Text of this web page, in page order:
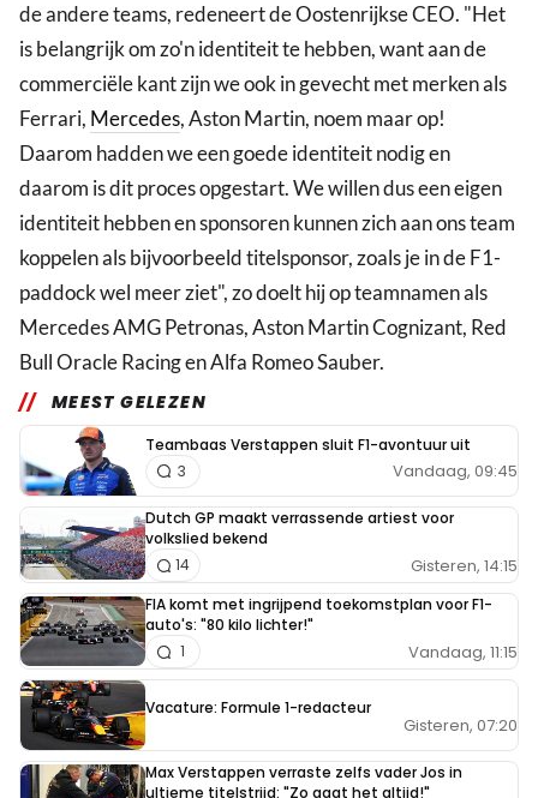
de andere teams, redeneert de Oostenrijkse CEO. "Het
is belangrijk om zo'n identiteit te hebben, want aan de
commerciële kant zijn we ook in gevecht met merken als
Ferrari, Mercedes, Aston Martin, noem maar op!
Daarom hadden we een goede identiteit nodig en
daarom is dit proces opgestart. We willen dus een eigen
identiteit hebben en sponsoren kunnen zich aan ons team
koppelen als bijvoorbeeld titelsponsor, zoals je in de F1-
paddock wel meer ziet", zo doelt hij op teamnamen als
Mercedes AMG Petronas, Aston Martin Cognizant, Red
Bull Oracle Racing en Alfa Romeo Sauber.
MEEST GELEZEN
Teambaas Verstappen sluit F1-avontuur uit
Vandaag, 09:45
3
Dutch GP maakt verrassende artiest voor
volkslied bekend
Gisteren, 14:15
14
FIA komt met ingrijpend toekomstplan voor F1-
auto's: "80 kilo lichter!"
Vandaag, 11:15
1
Vacature: Formule 1-redacteur
Gisteren, 07:20
Max Verstappen verraste zelfs vader Jos in
ultieme titelstrijd: "Zo gaat het altijd!"